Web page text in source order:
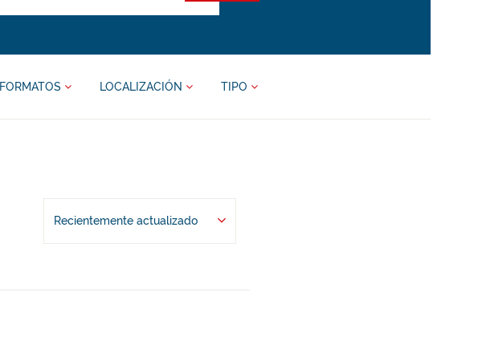
FORMATOS LOCALIZACIÓN TIPO
Recientemente actualizado